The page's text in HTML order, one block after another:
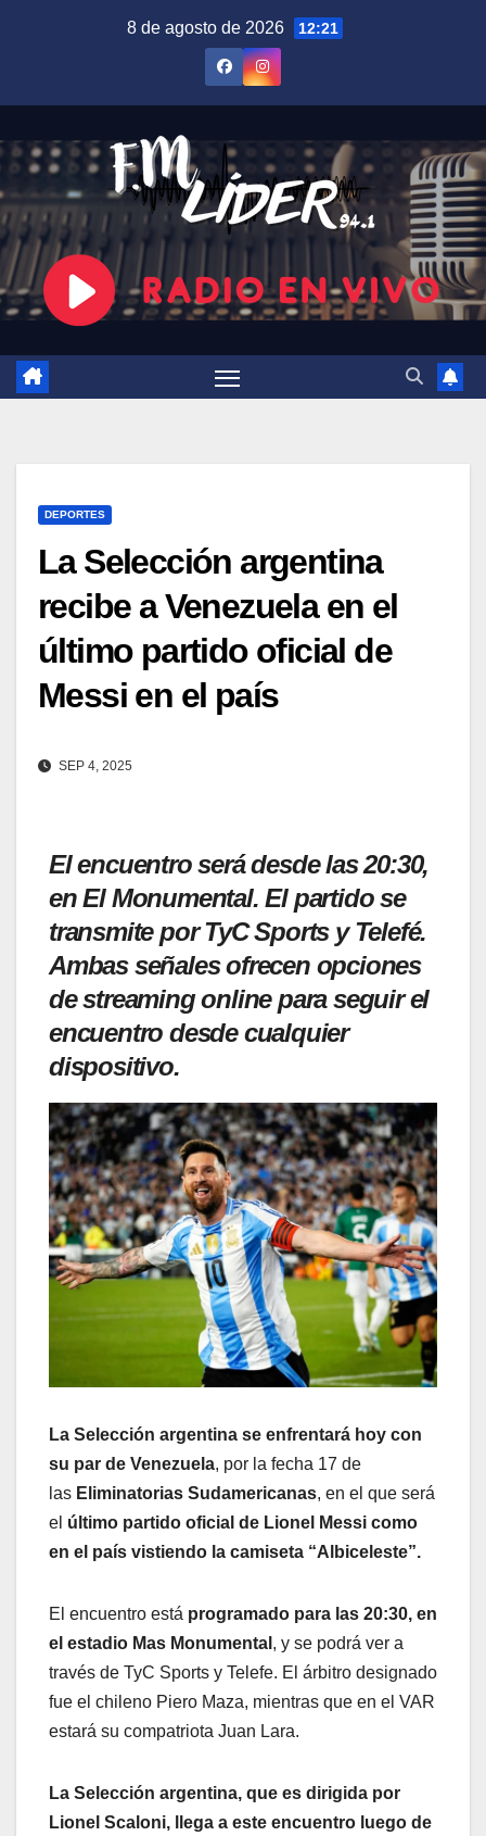
8 de agosto de 2026 12:21
DEPORTES
La Selección argentina
recibe a Venezuela en el
último partido oficial de
Messi en el país
SEP 4, 2025
El encuentro será desde las 20:30,
en El Monumental. El partido se
transmite por TyC Sports y Telefé.
Ambas señales ofrecen opciones
de streaming online para seguir el
encuentro desde cualquier
dispositivo.
La Selección argentina se enfrentará hoy con
su par de Venezuela, por la fecha 17 de
las Eliminatorias Sudamericanas, en el que será
el último partido oficial de Lionel Messi como
en el país vistiendo la camiseta “Albiceleste”.
El encuentro está programado para las 20:30, en
el estadio Mas Monumental , y se podrá ver a
través de TyC Sports y Telefe. El árbitro designado
fue el chileno Piero Maza, mientras que en el VAR
estará su compatriota Juan Lara.
La Selección argentina, que es dirigida por
Lionel Scaloni, llega a este encuentro luego de